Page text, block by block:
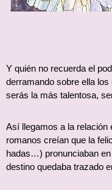
Y quién no recuerda el
derramando sobre ella
serás la más talentosa,
Así llegamos a la
romanos creían que la
hadas…) pronunciaban
destino quedaba trazado